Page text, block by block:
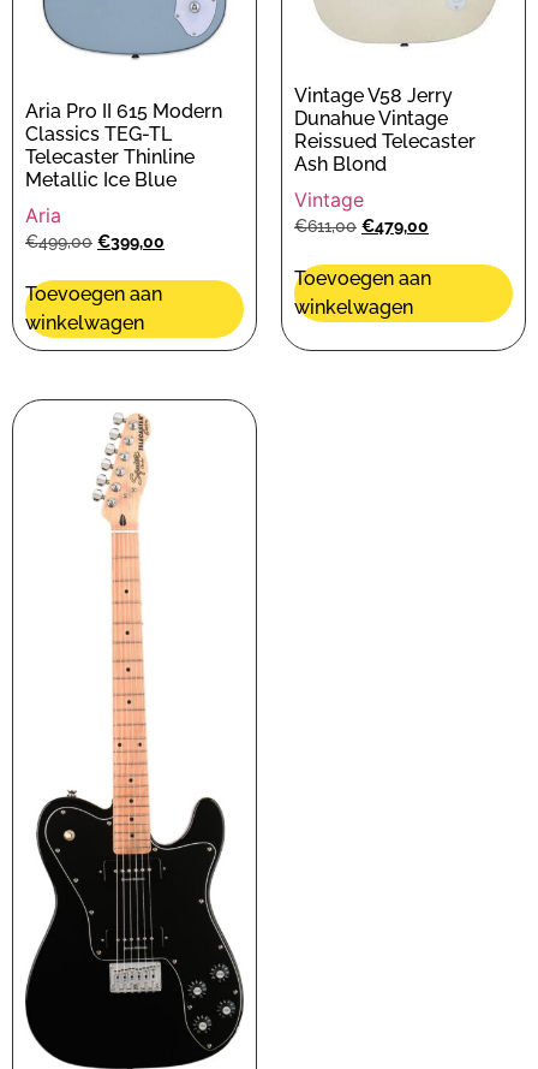
Aria Pro II 615 Modern
Classics TEG-TL
Telecaster Thinline
Metallic Ice Blue
Aria
€499,00 €399,00
Toevoegen aan
winkelwagen
Vintage V58 Jerry
Dunahue Vintage
Reissued Telecaster
Ash Blond
Vintage
€611,00 €479,00
Toevoegen aan
winkelwagen